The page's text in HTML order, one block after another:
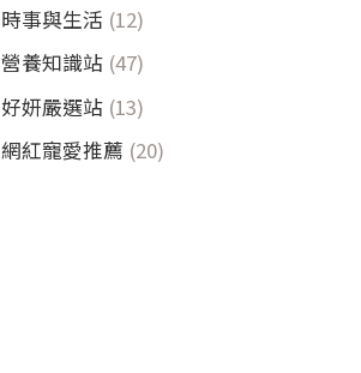
時事與生活 (12)
營養知識站 (47)
好妍嚴選站 (13)
網紅寵愛推薦 (20)